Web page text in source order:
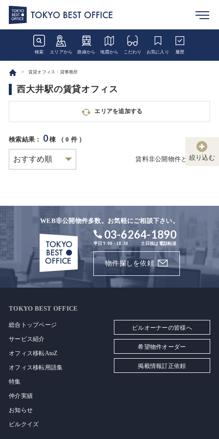
検索 エリアから 路線から 地図から こだわり お気に入り 履歴
賃貸オフィス・貸事務所
西大井駅の賃貸オフィス
エリアを追加する
絞り込む
検索結果： 0棟 （0 件 ）
賃料非公開物件とは
WEB非公開物件多数。お気軽にご相談下さい。
03-6264-1890
平日 9:00 - 18:30 土日祝は電話転送
物件探しを依頼
TOKYO BEST OFFICE
総合トップページ
サービス紹介
オフィス移転AtoZ
オフィス移転用語集
特集
仲介実績
お知らせ
ビルクイズ
ビルオーナーの皆様へ
希望物件オーダー
掲載情報訂正依頼